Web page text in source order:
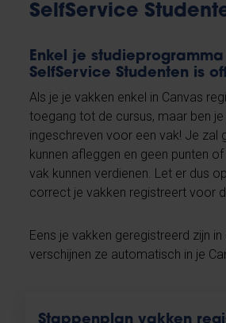
SelfService
Enkel je
SelfService Studenten is
Als je je vakken enkel in Canvas
toegang tot de cursus, maar ben
ingeschreven voor een vak! Je zal
kunnen afleggen en geen punten
vak kunnen verdienen. Let er dus
correct je vakken registreert voor
Eens je vakken geregistreerd zijn
verschijnen ze automatisch in je